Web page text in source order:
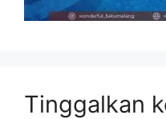
Tinggalkan